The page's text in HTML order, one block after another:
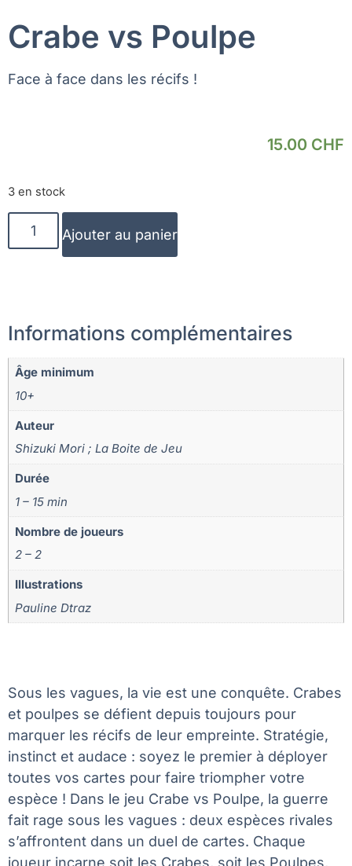
Crabe vs Poulpe
Face à face dans les récifs !
15.00 CHF
3 en stock
Ajouter au panier
Informations complémentaires
Âge minimum
10+
Auteur
Shizuki Mori ; La Boite de Jeu
Durée
1 – 15 min
Nombre de joueurs
2 – 2
Illustrations
Pauline Dtraz
Sous les vagues, la vie est une conquête. Crabes
et poulpes se défient depuis toujours pour
marquer les récifs de leur empreinte. Stratégie,
instinct et audace : soyez le premier à déployer
toutes vos cartes pour faire triompher votre
espèce ! Dans le jeu Crabe vs Poulpe, la guerre
fait rage sous les vagues : deux espèces rivales
s’affrontent dans un duel de cartes. Chaque
joueur incarne soit les Crabes, soit les Poulpes,